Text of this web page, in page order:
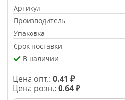
Артикул
Производитель
Упаковка
Срок поставки
В наличии
Цена опт.: 0.41 ₽
Цена розн.: 0.64 ₽